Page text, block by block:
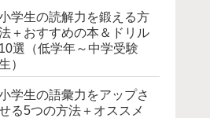
学生の読解力を鍛える方
＋おすすめの本＆ドリル
10選（低学年～中学受験
）
学生の語彙力をアップさ
る5つの方法＋オススメ